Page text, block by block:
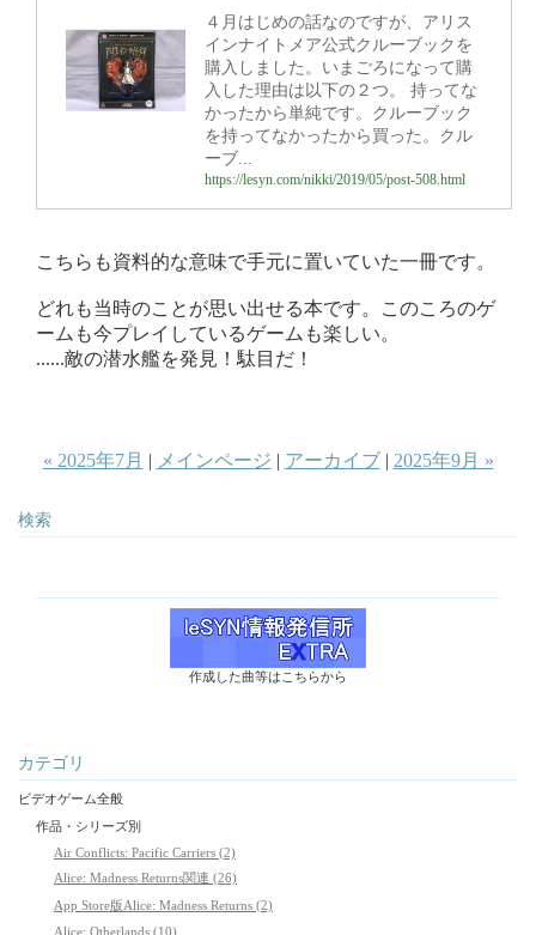
４月はじめの話なのですが、アリス
インナイトメア公式クルーブックを
購入しました。いまごろになって購
入した理由は以下の２つ。 持ってな
かったから単純です。クルーブック
を持ってなかったから買った。クル
ーブ...
https://lesyn.com/nikki/2019/05/post-508.html
こちらも資料的な意味で手元に置いていた一冊です。
どれも当時のことが思い出せる本です。このころのゲ
ームも今プレイしているゲームも楽しい。
......敵の潜水艦を発見！駄目だ！
« 2025年7月 | メインページ | アーカイブ| 2025年9月 »
検索
作成した曲等はこちらから
カテゴリ
ビデオゲーム全般
作品・シリーズ別
Air Conflicts: Pacific Carriers (2)
Alice: Madness Returns関連 (26)
App Store版Alice: Madness Returns (2)
Alice: Otherlands (10)